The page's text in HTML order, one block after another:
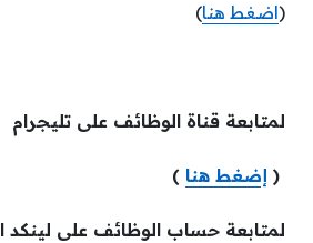
(اضغط هنا)
لمتابعة قناة الوظائف على تليجرام
( إضغط هنا )
لمتابعة حساب الوظائف على